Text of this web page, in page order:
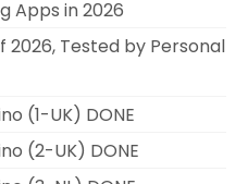
Apps in 2026
2026, Tested by Personal
(1-UK) DONE
(2-UK) DONE